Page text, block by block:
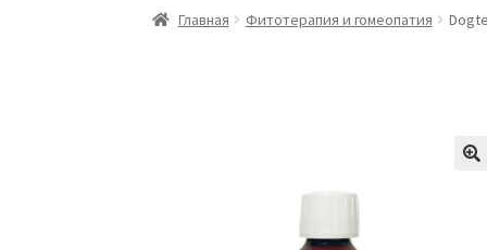
Главная Виды доставки Заказать
Главная Фитотерапия и гомеопатия